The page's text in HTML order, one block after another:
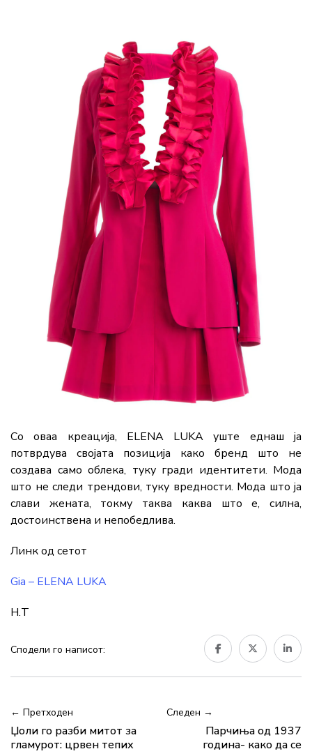
Со оваа креација, ELENA LUKA уште еднаш ја
потврдува својата позиција како бренд што не
создава само облека, туку гради идентитети. Мода
што не следи трендови, туку вредности. Мода што ја
слави жената, токму таква каква што е, силна,
достоинствена и непобедлива.
Линк од сетот
Gia – ELENA LUKA
Н.Т
Сподели го написот:
← Претходен
Џоли го разби митот за
гламурот: црвен тепих
Следен →
Парчиња од 1937
година- како да се